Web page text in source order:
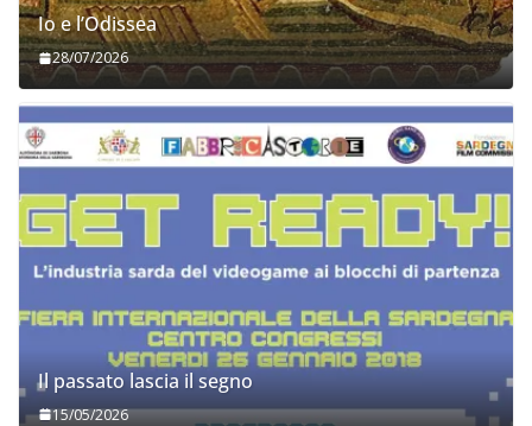
Io e l’Odissea
28/07/2026
Il passato lascia il segno
15/05/2026